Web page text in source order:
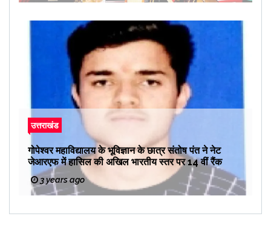
उत्तराखंड
गोपेश्वर महाविद्यालय के भूविज्ञान के छात्र संतोष पंत ने नेट
जेआरएफ में हासिल की अखिल भारतीय स्तर पर 14 वीं रैंक
3 years ago